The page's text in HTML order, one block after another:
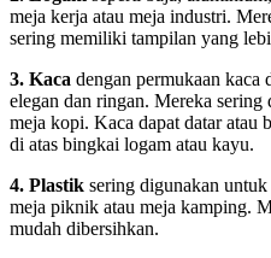
meja kerja atau meja industri.
sering memiliki tampilan yang
3. Kaca dengan permukaan kaca
elegan dan ringan. Mereka
meja kopi. Kaca dapat datar atau
di atas bingkai logam atau kayu.
4. Plastik sering digunakan
meja piknik atau meja kamping.
mudah dibersihkan.